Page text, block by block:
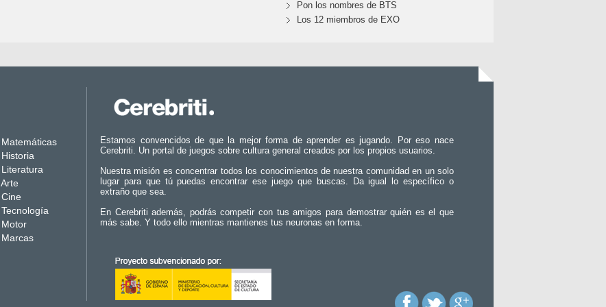
Pon los nombres de BTS
Los 12 miembros de EXO
Matemáticas
Historia
Literatura
Arte
Cine
Tecnología
Motor
Marcas
Estamos convencidos de que la mejor forma de aprender es jugando. Por eso nace
Cerebriti. Un portal de juegos sobre cultura general creados por los propios usuarios.
Nuestra misión es concentrar todos los conocimientos de nuestra comunidad en un solo
lugar para que tú puedas encontrar ese juego que buscas. Da igual lo específico o
extraño que sea.
En Cerebriti además, podrás competir con tus amigos para demostrar quién es el que
más sabe. Y todo ello mientras mantienes tus neuronas en forma.